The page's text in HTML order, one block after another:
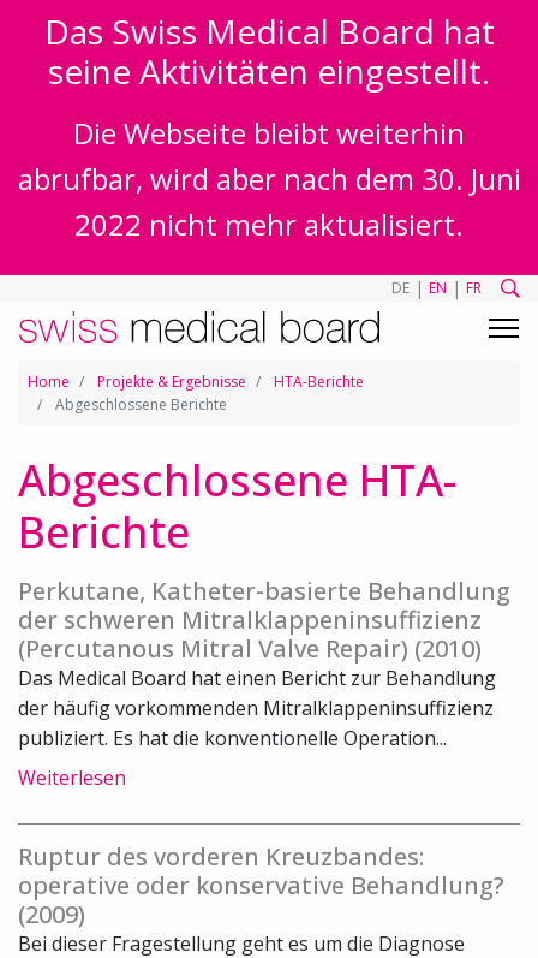
Das Swiss Medical Board hat
seine Aktivitäten eingestellt.
Die Webseite bleibt weiterhin
abrufbar, wird aber nach dem 30. Juni
2022 nicht mehr aktualisiert.
DE | EN | FR
Home Projekte & Ergebnisse
HTA-Berichte
Abgeschlossene Berichte
Abgeschlossene HTA-
Berichte
Perkutane, Katheter-basierte Behandlung
der schweren Mitralklappeninsuffizienz
(Percutanous Mitral Valve Repair) (2010)
Das Medical Board hat einen Bericht zur Behandlung
der häufig vorkommenden Mitralklappeninsuffizienz
publiziert. Es hat die konventionelle Operation...
Weiterlesen
Ruptur des vorderen Kreuzbandes:
operative oder konservative Behandlung?
(2009)
Bei dieser Fragestellung geht es um die Diagnose